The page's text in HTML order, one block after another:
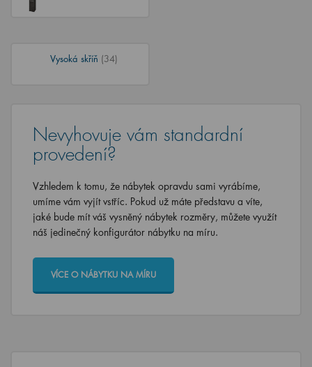
Vysoká skříň (34)
Nevyhovuje vám standardní
provedení?
Vzhledem k tomu, že nábytek opravdu sami vyrábíme,
umíme vám vyjít vstříc. Pokud už máte představu a víte,
jaké bude mít váš vysněný nábytek rozměry, můžete využít
náš jedinečný konfigurátor nábytku na míru.
VÍCE O NÁBYTKU NA MÍRU